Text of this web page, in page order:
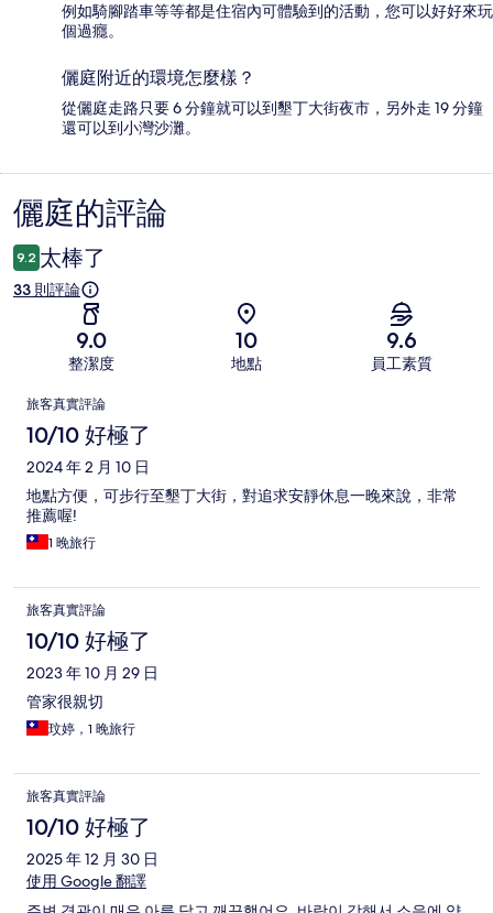
例如騎腳踏車等等都是住宿內可體驗到的活動，您可以好好來玩
個過癮。
儷庭附近的環境怎麼樣？
從儷庭走路只要 6 分鐘就可以到墾丁大街夜市，另外走 19 分鐘
還可以到小灣沙灘。
評
論
儷庭的評論
9.2 太棒了
33 則評論
9.0
整潔度
10
地點
9.6
員工素質
評
論
旅客真實評論
10/10 好極了
2024 年 2 月 10 日
地點方便，可步行至墾丁大街，對追求安靜休息一晚來說，非常
推薦喔!
1 晚旅行
旅客真實評論
10/10 好極了
2023 年 10 月 29 日
管家很親切
玟婷，1 晚旅行
旅客真實評論
10/10 好極了
2025 年 12 月 30 日
使用 Google 翻譯